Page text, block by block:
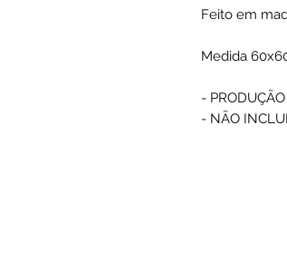
Feito em
Medida
-
- NÃO